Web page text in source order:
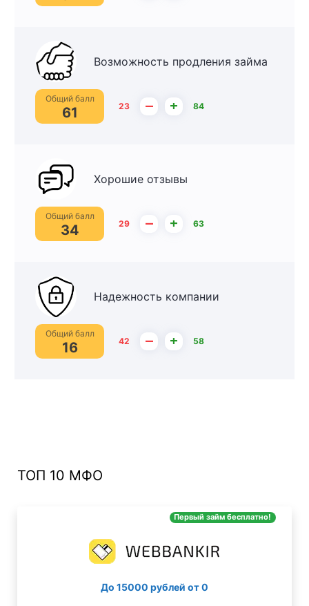
Возможность продления займа
Общий балл
61 23 – + 84
Хорошие отзывы
Общий балл
34 29 – + 63
Надежность компании
Общий балл
16 42 – + 58
ТОП 10 МФО
Первый займ бесплатно!
До 15000 рублей от 0